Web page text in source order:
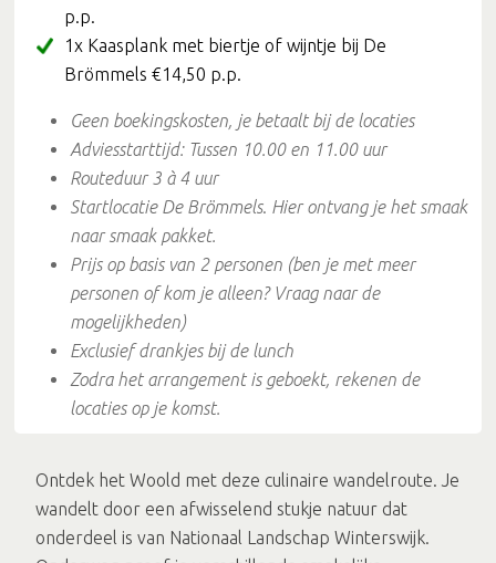
p.p.
1x Kaasplank met biertje of wijntje bij De
Brömmels €14,50 p.p.
Geen boekingskosten, je betaalt bij de locaties
Adviesstarttijd: Tussen 10.00 en 11.00 uur
Routeduur 3 à 4 uur
Startlocatie De Brömmels. Hier ontvang je het smaak
naar smaak pakket.
Prijs op basis van 2 personen (ben je met meer
personen of kom je alleen? Vraag naar de
mogelijkheden)
Exclusief drankjes bij de lunch
Zodra het arrangement is geboekt, rekenen de
locaties op je komst.
Ontdek het Woold met deze culinaire wandelroute. Je
wandelt door een afwisselend stukje natuur dat
onderdeel is van Nationaal Landschap Winterswijk.